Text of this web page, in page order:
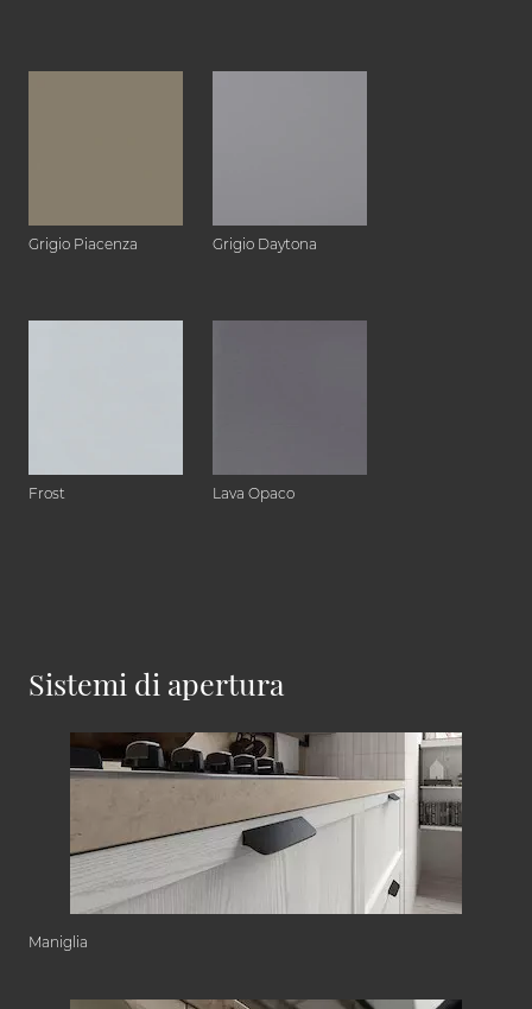
Grigio Piacenza Grigio Daytona
Frost Lava Opaco
Sistemi di apertura
Maniglia